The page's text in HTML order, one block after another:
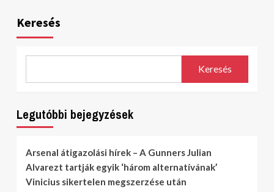
Keresés
Keresés
Legutóbbi bejegyzések
Arsenal átigazolási hírek – A Gunners Julian
Alvarezt tartják egyik ‘három alternatívának’
Vinicius sikertelen megszerzése után